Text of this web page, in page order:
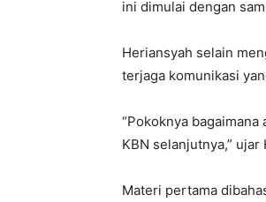
ini dimulai dengan
Heriansyah selain
terjaga komunikasi
“Pokoknya
KBN selanjutnya,” ujar
Materi pertama